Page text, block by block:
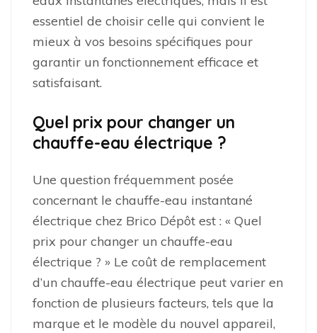
essentiel de choisir celle qui convient le
mieux à vos besoins spécifiques pour
garantir un fonctionnement efficace et
satisfaisant.
Quel prix pour changer un
chauffe-eau électrique ?
Une question fréquemment posée
concernant le chauffe-eau instantané
électrique chez Brico Dépôt est : « Quel
prix pour changer un chauffe-eau
électrique ? » Le coût de remplacement
d’un chauffe-eau électrique peut varier en
fonction de plusieurs facteurs, tels que la
marque et le modèle du nouvel appareil,